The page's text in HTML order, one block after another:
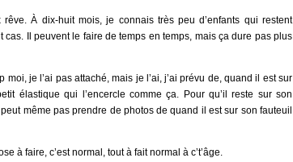
rêve. À dix-huit mois, je connais très peu d’enfants qui restent
cas. Il peuvent le faire de temps en temps, mais ça dure pas plus
moi, je l’ai pas attaché, mais je l’ai, j’ai prévu de, quand il est sur
élastique qui l’encercle comme ça. Pour qu’il reste sur son
même pas prendre de photos de quand il est sur son fauteuil
à faire, c’est normal, tout à fait normal à c’t’âge.